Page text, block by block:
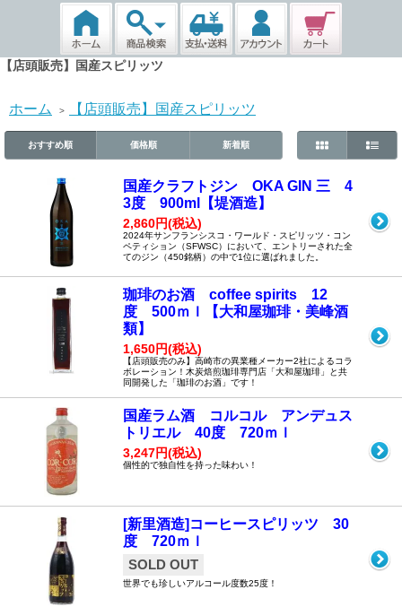
【店頭販売】国産スピリッツ
ホーム > 【店頭販売】国産スピリッツ
おすすめ順 価格順 新着順
国産クラフトジン OKA GIN 三 4
3度 900ml【堤酒造】
2,860円(税込)
2024年サンフランシスコ・ワールド・スピリッツ・コン
ペティション（SFWSC）において、エントリーされた全
てのジン（450銘柄）の中で1位に選ばれました。
珈琲のお酒 coffee spirits 12
度 500ｍｌ【大和屋珈琲・美峰酒
類】
1,650円(税込)
【店頭販売のみ】高崎市の異業種メーカー2社によるコラ
ボレーション！木炭焙煎珈琲専門店「大和屋珈琲」と共
同開発した「珈琲のお酒」です！
国産ラム酒 コルコル アンデュス
トリエル 40度 720ｍｌ
3,247円(税込)
個性的で独自性を持った味わい！
[新里酒造]コーヒースピリッツ 30
度 720ｍｌ
SOLD OUT
世界でも珍しいアルコール度数25度！